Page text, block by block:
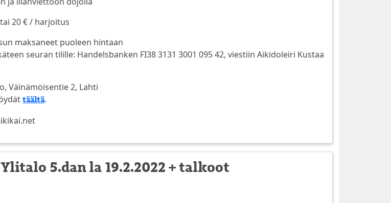
20 € / harjoitus
maksaneet puoleen hintaan
seuran tilille: Handelsbanken FI38 3131 3001 095 42, viestiin Aikidoleiri Kustaa
Väinämöisentie 2, Lahti
täältä.
5.dan la 19.2.2022 + talkoot